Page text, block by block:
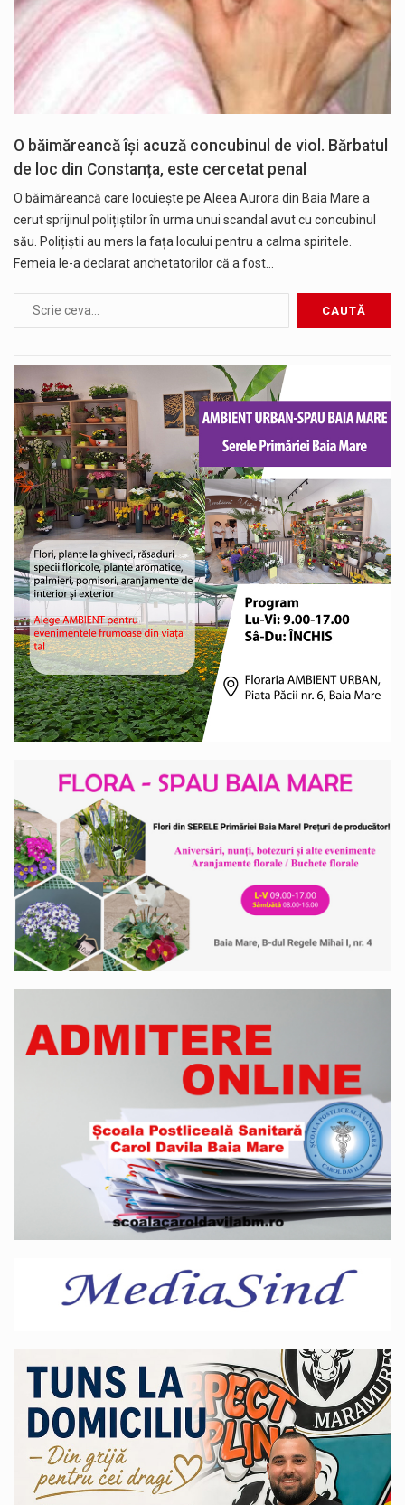
O băimăreancă își acuză concubinul de viol. Bărbatul
de loc din Constanța, este cercetat penal
O băimăreancă care locuiește pe Aleea Aurora din Baia Mare a
cerut sprijinul polițiștilor în urma unui scandal avut cu concubinul
său. Polițiștii au mers la fața locului pentru a calma spiritele.
Femeia le-a declarat anchetatorilor că a fost…